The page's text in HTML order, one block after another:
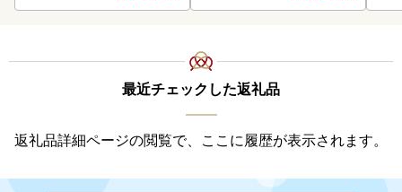
最近チェックした返礼品
返礼品詳細ページの閲覧で、ここに履歴が表示されます。